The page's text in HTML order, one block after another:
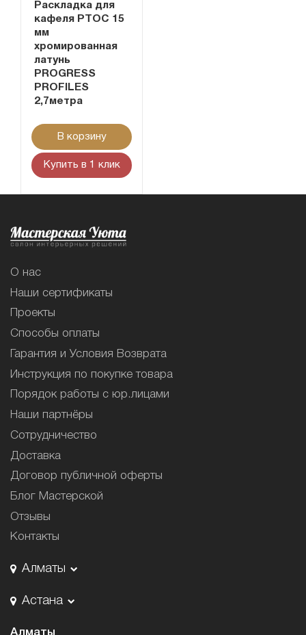
Раскладка для
кафеля PTOC 15
мм
хромированная
латунь
PROGRESS
PROFILES
2,7метра
В корзину
Купить в 1 клик
О нас
Наши сертификаты
Проекты
Способы оплаты
Гарантия и Условия Возврата
Инструкция по покупке товара
Порядок работы с юр.лицами
Наши партнёры
Сотрудничество
Доставка
Договор публичной оферты
Блог Мастерской
Отзывы
Контакты
Алматы
Астана
Алматы